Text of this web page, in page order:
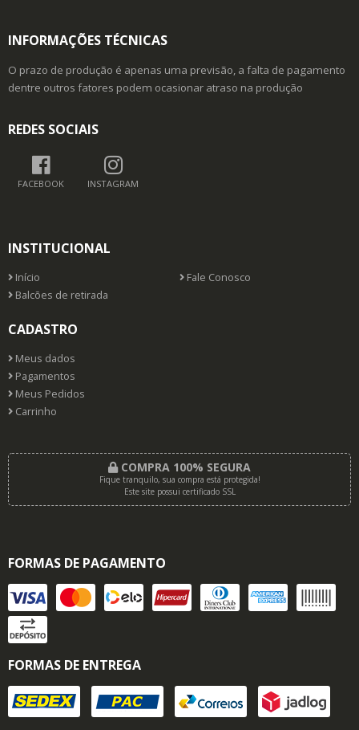
INFORMAÇÕES TÉCNICAS
O prazo de produção é apenas uma previsão, a falta de pagamento
dentre outros fatores podem ocasionar atraso na produção
REDES SOCIAIS
FACEBOOK INSTAGRAM
INSTITUCIONAL
Início
Fale Conosco
Balcões de retirada
CADASTRO
Meus dados
Pagamentos
Meus Pedidos
Carrinho
COMPRA 100% SEGURA
Fique tranquilo, sua compra está protegida!
Este site possui certificado SSL
FORMAS DE PAGAMENTO
FORMAS DE ENTREGA